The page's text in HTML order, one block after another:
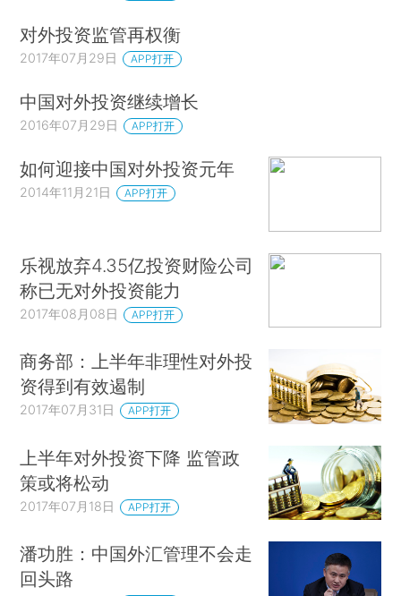
对外投资监管再权衡
2017年07月29日 APP打开
中国对外投资继续增长
2016年07月29日 APP打开
如何迎接中国对外投资元年
2014年11月21日 APP打开
乐视放弃4.35亿投资财险公司
称已无对外投资能力
2017年08月08日 APP打开
商务部：上半年非理性对外投
资得到有效遏制
2017年07月31日 APP打开
上半年对外投资下降 监管政
策或将松动
2017年07月18日 APP打开
潘功胜：中国外汇管理不会走
回头路